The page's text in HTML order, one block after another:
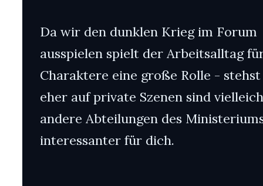
Da wir den dunklen Krieg im Forum
ausspielen spielt der Arbeitsalltag
Charaktere eine große Rolle -
eher auf private Szenen sind
andere Abteilungen des
interessanter für dich.